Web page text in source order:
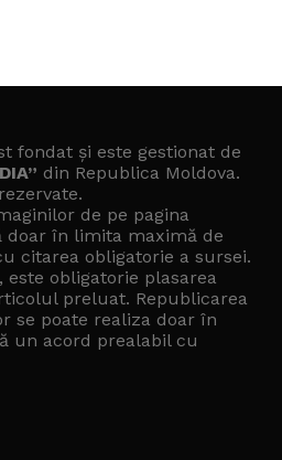
fondat și este gestionat de
din Republica Moldova.
de pe pagina
doar în limita maximă de
citarea obligatorie a sursei.
obligatorie plasarea
preluat. Republicarea
se poate realiza doar în
un acord prealabil cu